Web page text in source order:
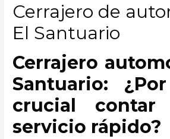
Cerrajero de
El Santuario
Cerrajero
Santuario:
crucial
servicio rápido?